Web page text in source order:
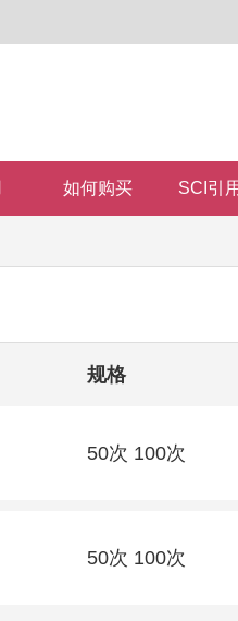
如何购买 SCI引
规格
50次 100次
50次 100次